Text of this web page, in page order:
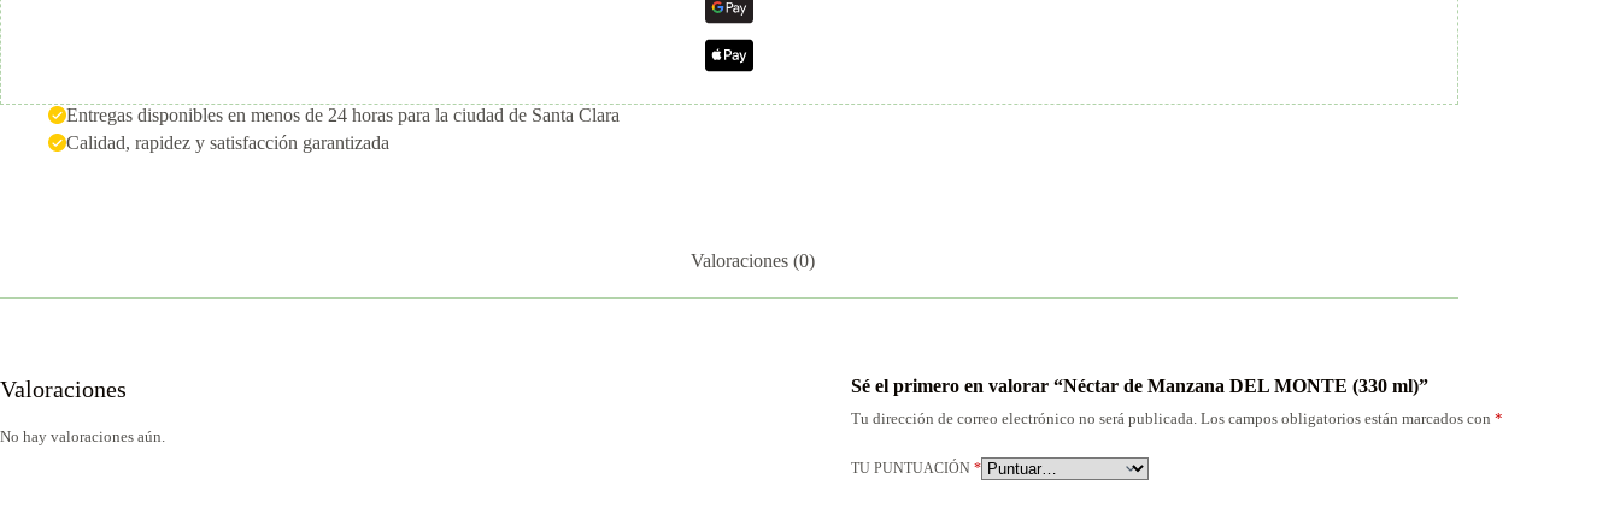
Entregas disponibles en menos de 24 horas para la ciudad de Santa Clara
Calidad, rapidez y satisfacción garantizada
Valoraciones (0)
Valoraciones
No hay valoraciones aún.
Sé el primero en valorar “Néctar de Manzana DEL MONTE (330 ml)”
Tu dirección de correo electrónico no será publicada. Los campos obligatorios están marcados con *
TU PUNTUACIÓN *